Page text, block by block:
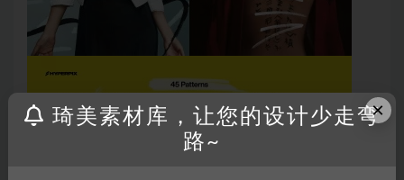
×
琦美素材库，让您的设计少走弯
路~